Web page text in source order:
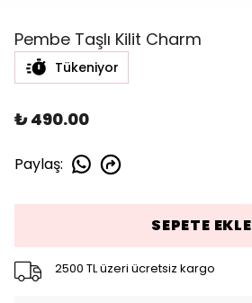
Pembe Taşlı Kilit Charm
Tükeniyor
₺ 490.00
Paylaş:
SEPETE EKLE
2500 TL üzeri ücretsiz kargo